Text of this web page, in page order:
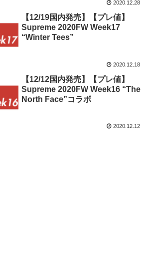
2020.12.28
【12/19国内発売】【プレ値】
Supreme 2020FW Week17
“Winter Tees”
2020.12.18
【12/12国内発売】【プレ値】
Supreme 2020FW Week16 “The
North Face”コラボ
2020.12.12